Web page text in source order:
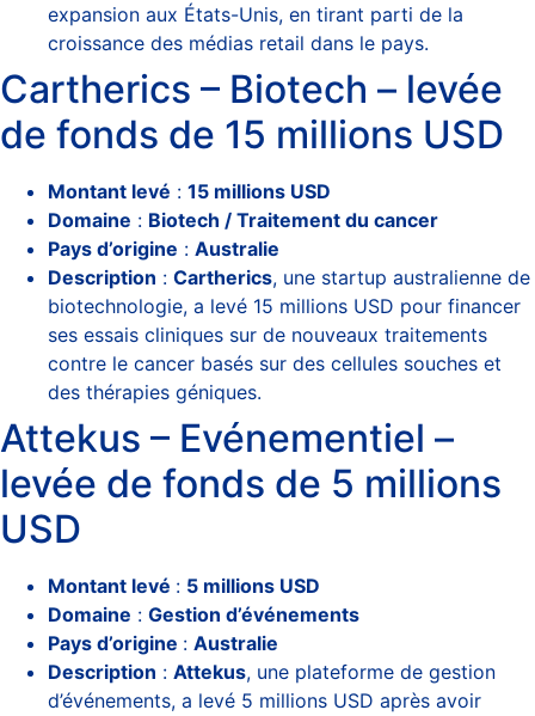
expansion aux États-Unis, en tirant parti de la
croissance des médias retail dans le pays.
Cartherics – Biotech – levée
de fonds de 15 millions USD
Montant levé : 15 millions USD
Domaine : Biotech / Traitement du cancer
Pays d’origine : Australie
Description : Cartherics, une startup australienne de
biotechnologie, a levé 15 millions USD pour financer
ses essais cliniques sur de nouveaux traitements
contre le cancer basés sur des cellules souches et
des thérapies géniques.
Attekus – Evénementiel –
levée de fonds de 5 millions
USD
Montant levé : 5 millions USD
Domaine : Gestion d’événements
Pays d’origine : Australie
Description : Attekus, une plateforme de gestion
d’événements, a levé 5 millions USD après avoir